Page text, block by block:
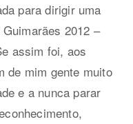
para dirigir uma
2012 –
assim foi, aos
de mim gente muito
e a nunca parar